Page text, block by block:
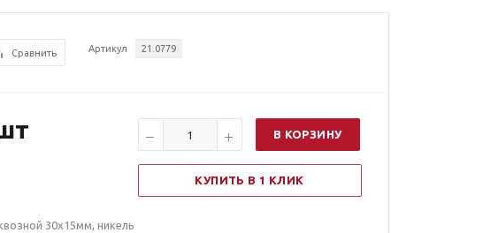
Сравнить Артикул 21.0779
В КОРЗИНУ
КУПИТЬ В 1 КЛИК
30x15мм, никель